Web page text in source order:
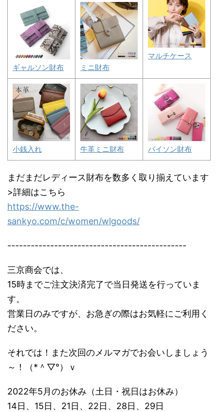
ギャルソン財布 ミニ財布
マルチケース
小銭入れ 牛革ミニ財布 パイソン財布
まだまだレディース財布を数多く取り揃えています
>詳細はこちら
https://www.the-
sankyo.com/c/women/wlgoods/
----------------------------------------------
三京商会では、
15時までご注文決済完了で当日発送を行っていま
す。
営業日のみですが、お急ぎの際はお気軽にご利用く
ださい。
それでは！また次回のメルマガでお会いしましょう
～！（*＾▽°）ｖ
2022年5月のお休み（土日・祝日はお休み）
14日、15日、21日、22日、28日、29日